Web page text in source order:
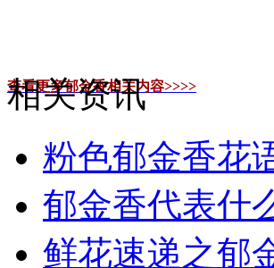
查看更多郁金香相关内容>>>>
相关资讯
粉色郁金香花
郁金香代表什
鲜花速递之郁